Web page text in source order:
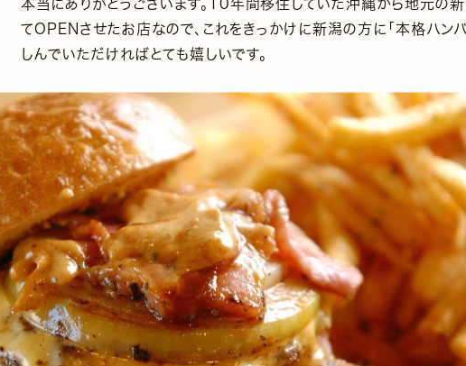
本当にありがとうございます。10年間移住していた沖縄から地元の
てOPENさせたお店なので、これをきっかけに新潟の方に「本格ハン
しんでいただければとても嬉しいです。